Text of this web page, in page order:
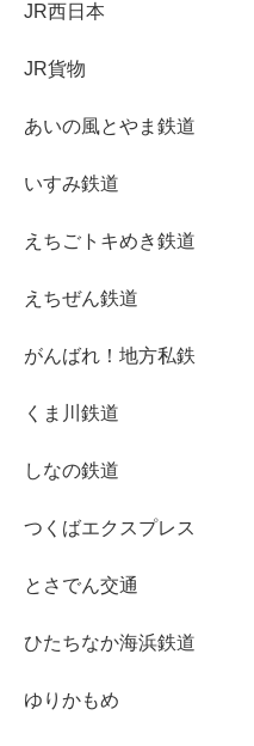
JR西日本
JR貨物
あいの風とやま鉄道
いすみ鉄道
えちごトキめき鉄道
えちぜん鉄道
がんばれ！地方私鉄
くま川鉄道
しなの鉄道
つくばエクスプレス
とさでん交通
ひたちなか海浜鉄道
ゆりかもめ